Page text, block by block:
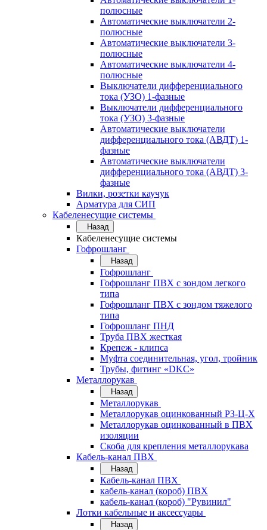
полюсные
Автоматические выключатели 2-
полюсные
Автоматические выключатели 3-
полюсные
Автоматические выключатели 4-
полюсные
Выключатели дифференциального
тока (УЗО) 1-фазные
Выключатели дифференциального
тока (УЗО) 3-фазные
Автоматические выключатели
дифференциального тока (АВДТ) 1-
фазные
Автоматические выключатели
дифференциального тока (АВДТ) 3-
фазные
Вилки, розетки каучук
Арматура для СИП
Кабеленесущие системы
Назад
Кабеленесущие системы
Гофрошланг
Назад
Гофрошланг
Гофрошланг ПВХ с зондом легкого
типа
Гофрошланг ПВХ с зондом тяжелого
типа
Гофрошланг ПНД
Труба ПВХ жесткая
Крепеж - клипса
Муфта соединительная, угол, тройник
Трубы, фитинг «DKC»
Металлорукав
Назад
Металлорукав
Металлорукав оцинкованный РЗ-Ц-Х
Металлорукав оцинкованный в ПВХ
изоляции
Скоба для крепления металлорукава
Кабель-канал ПВХ
Назад
Кабель-канал ПВХ
кабель-канал (короб) ПВХ
кабель-канал (короб) "Рувинил"
Лотки кабельные и аксессуары
Назад